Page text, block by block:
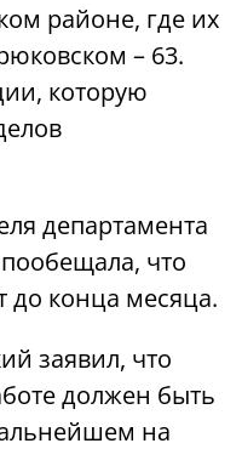
районе, где их
– 63.
которую
департамента
что
до конца месяца.
заявил, что
должен быть
на